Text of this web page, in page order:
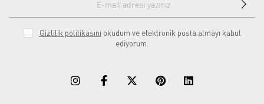
Gizlilik politikasını okudum ve elektronik posta almayı kabul
ediyorum.